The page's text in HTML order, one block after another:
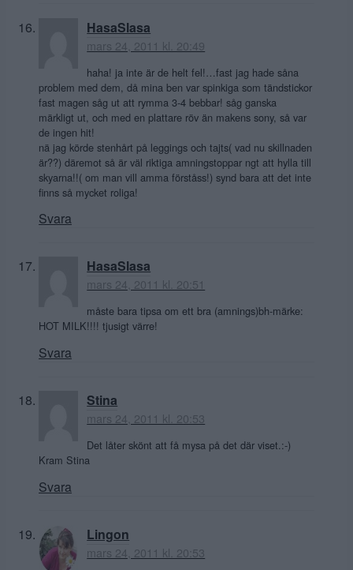
HasaSlasa
mars 24, 2011 kl. 20:49
haha! ja inte är de helt fel!…fast jag hade såna
problem med dem, då mina ben var spinkiga som tändstickor
fast magen såg ut att rymma 3-4 bebbar! såg ganska
märkligt ut, och med en plattare röv än makens sony, så var
de ingen hit!
nä jag körde stenhårt på leggings och tajts( vad nu skillnaden
är??) däremot så är väl riktiga amningstoppar ngt att hylla till
skyarna!!( om man vill amma förståss!) synd bara att det inte
finns så mycket roliga!
Svara
HasaSlasa
mars 24, 2011 kl. 20:51
måste bara tipsa om ett bra (amnings)bh-märke:
HOT MILK!!!! tjusigt värre!
Svara
Stina
mars 24, 2011 kl. 20:53
Det låter skönt att få mysa på det där viset.:-)
Kram Stina
Svara
Lingon
mars 24, 2011 kl. 20:53